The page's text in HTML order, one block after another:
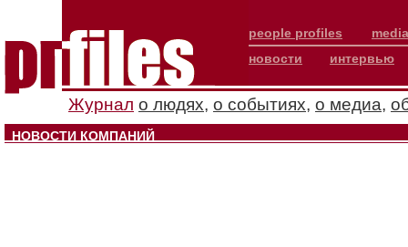
people profiles
новости
интервью
Журнал о людях, о событиях, о медиа,
НОВОСТИ КОМПАНИЙ